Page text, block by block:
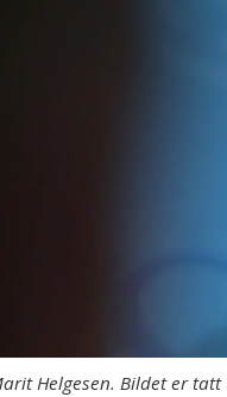
Helgesen. Bildet er